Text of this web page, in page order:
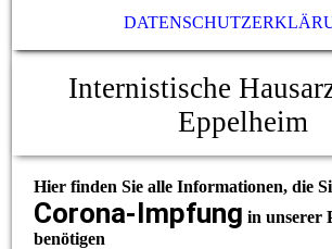
Internistische
Eppelheim
Hier finden Sie alle Informationen, die
Corona-Impfung in unserer
benötigen